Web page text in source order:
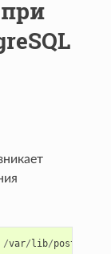
/var/lib/postgresql